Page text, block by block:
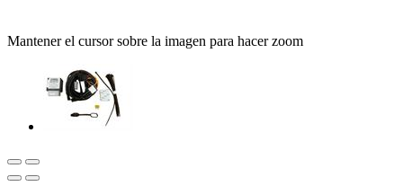
Mantener el cursor sobre la imagen para hacer zoom